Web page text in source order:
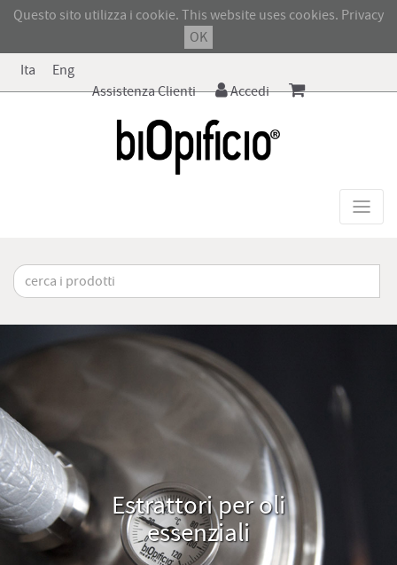
Questo sito utilizza i cookie. This website uses cookies. Privacy
OK
Ita
Eng
Assistenza Clienti
Accedi
Estrattori per oli
essenziali